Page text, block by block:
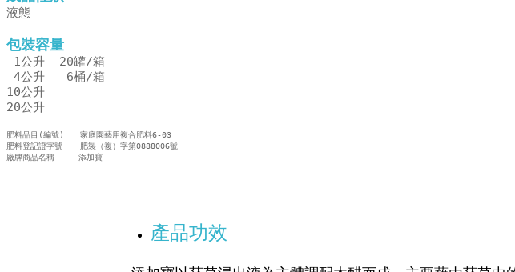
液態
包裝容量
1公升 20罐/箱
4公升 6桶/箱
10公升
​20公升
肥料品目(編號) 家庭園藝用複合肥料6-03
​肥料登記證字號 肥製（複）字第0888006號
​廠牌商品名稱 添加寶
產品功效